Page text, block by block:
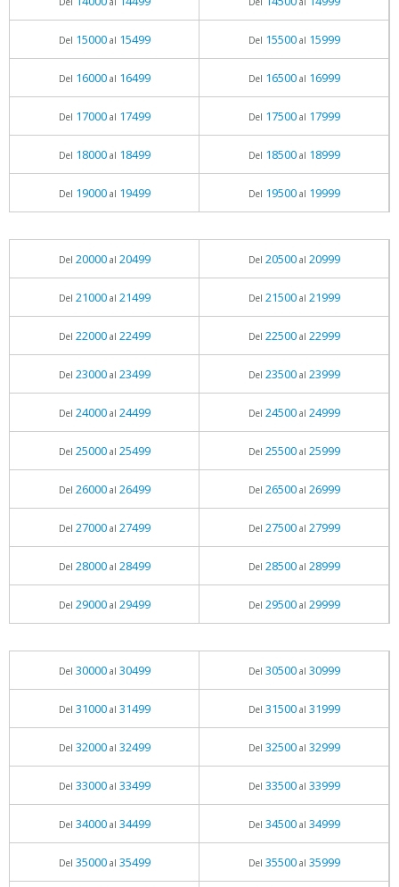
Del 15000al 15499 Del 15500al 15999
Del 16000al 16499 Del 16500al 16999
Del 17000al 17499 Del 17500al 17999
Del 18000al 18499 Del 18500al 18999
Del 19000al 19499 Del 19500al 19999
Del 20000al 20499 Del 20500al 20999
Del 21000al 21499 Del 21500al 21999
Del 22000al 22499 Del 22500al 22999
Del 23000al 23499 Del 23500al 23999
Del 24000al 24499 Del 24500al 24999
Del 25000al 25499 Del 25500al 25999
Del 26000al 26499 Del 26500al 26999
Del 27000al 27499 Del 27500al 27999
Del 28000al 28499 Del 28500al 28999
Del 29000al 29499 Del 29500al 29999
Del 30000al 30499 Del 30500al 30999
Del 31000al 31499 Del 31500al 31999
Del 32000al 32499 Del 32500al 32999
Del 33000al 33499 Del 33500al 33999
Del 34000al 34499 Del 34500al 34999
Del 35000al 35499 Del 35500al 35999